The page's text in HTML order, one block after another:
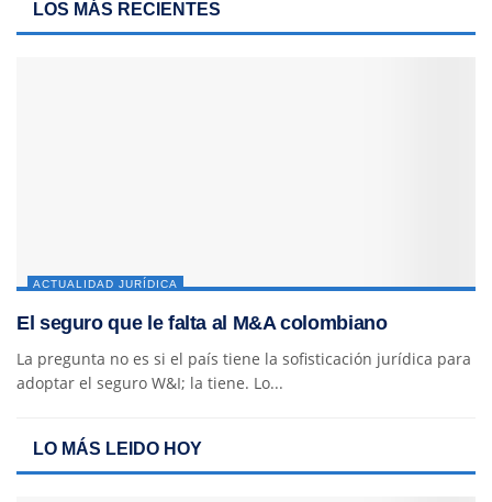
LOS MÁS RECIENTES
ACTUALIDAD JURÍDICA
El seguro que le falta al M&A colombiano
La pregunta no es si el país tiene la sofisticación jurídica para
adoptar el seguro W&I; la tiene. Lo...
LO MÁS LEIDO HOY